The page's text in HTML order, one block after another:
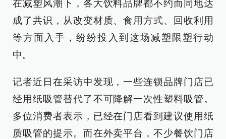
在减塑风潮下，各大饮料品牌都不约而同地达
成了共识，从改变材质、食用方式、回收利用
等方面入手，纷纷投入到这场减塑限塑行动
中。
记者近日在采访中发现，一些连锁品牌门店已
经用纸吸管替代了不可降解一次性塑料吸管。
多位消费者表示，已经在门店看到建议使用纸
质吸管的提示。而在外卖平台，不少餐饮门店